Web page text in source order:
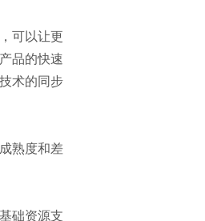
可以让更
品的快速
术的同步
熟度和差
础资源支